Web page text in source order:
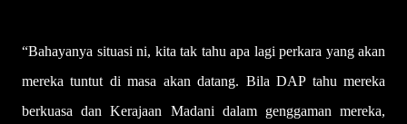
“Bahayanya situasi ni, kita tak tahu apa lagi perkara yang akan
mereka tuntut di masa akan datang. Bila DAP tahu mereka
berkuasa dan Kerajaan Madani dalam genggaman mereka,